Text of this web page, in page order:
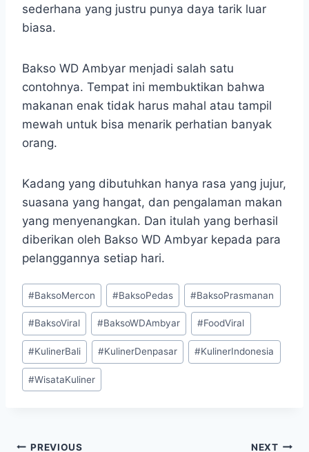
sederhana yang justru punya daya tarik luar
biasa.
Bakso WD Ambyar menjadi salah satu
contohnya. Tempat ini membuktikan bahwa
makanan enak tidak harus mahal atau tampil
mewah untuk bisa menarik perhatian banyak
orang.
Kadang yang dibutuhkan hanya rasa yang jujur,
suasana yang hangat, dan pengalaman makan
yang menyenangkan. Dan itulah yang berhasil
diberikan oleh Bakso WD Ambyar kepada para
pelanggannya setiap hari.
Post
Tags:
#BaksoMercon #BaksoPedas #BaksoPrasmanan
#BaksoViral #BaksoWDAmbyar #FoodViral
#KulinerBali #KulinerDenpasar #KulinerIndonesia
#WisataKuliner
PREVIOUS NEXT